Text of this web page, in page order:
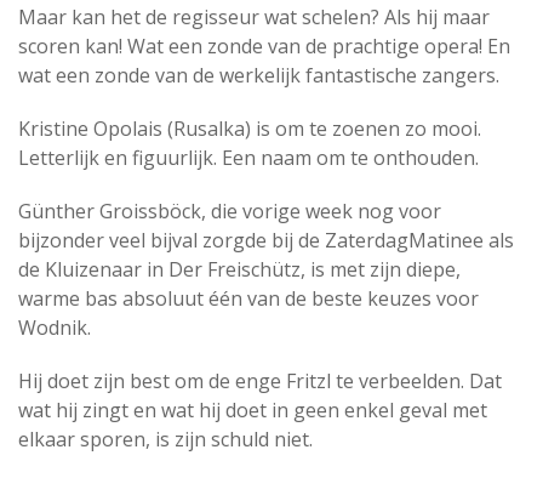
Maar kan het de regisseur wat schelen? Als hij maar
scoren kan! Wat een zonde van de prachtige opera! En
wat een zonde van de werkelijk fantastische zangers.
Kristine Opolais (Rusalka) is om te zoenen zo mooi.
Letterlijk en figuurlijk. Een naam om te onthouden.
Günther Groissböck, die vorige week nog voor
bijzonder veel bijval zorgde bij de ZaterdagMatinee als
de Kluizenaar in Der Freischütz, is met zijn diepe,
warme bas absoluut één van de beste keuzes voor
Wodnik.
Hij doet zijn best om de enge Fritzl te verbeelden. Dat
wat hij zingt en wat hij doet in geen enkel geval met
elkaar sporen, is zijn schuld niet.